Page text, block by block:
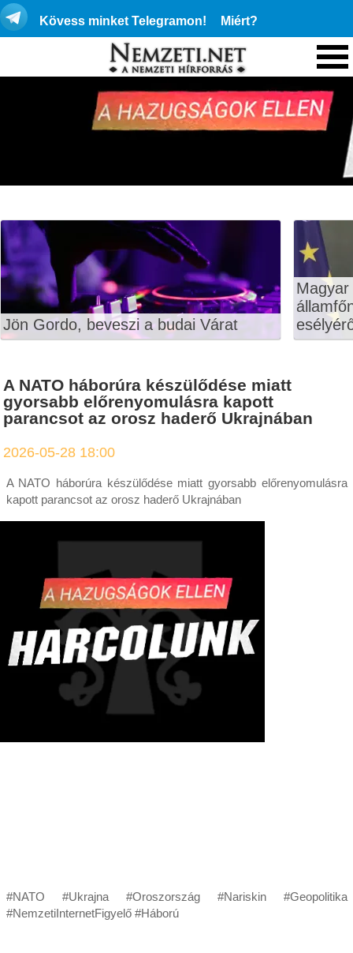
Kövess minket Telegramon! Miért?
Jön Gordo, beveszi a budai Várat
A NATO háborúra készülődése miatt
gyorsabb előrenyomulásra kapott
parancsot az orosz haderő Ukrajnában
2026-05-28 18:00
A NATO háborúra készülődése miatt gyorsabb előrenyomulásra
kapott parancsot az orosz haderő Ukrajnában
#NATO #Ukrajna #Oroszország #Nariskin #Geopolitika
#NemzetiInternetFigyelő #Háború